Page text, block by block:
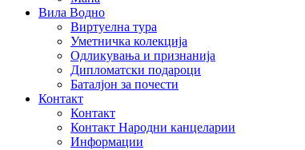
Вила Водно
Виртуелна тура
Уметничка колекција
Одликувања и признанија
Дипломатски подароци
Баталјон за почести
Контакт
Контакт
Контакт Народни канцеларии
Информации